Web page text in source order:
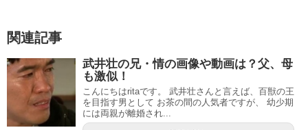
関連記事
武井壮の兄・情の画像や動画は？父、母
も激似！
こんにちはritaです。 武井壮さんと言えば、百獣の王
を目指す男として お茶の間の人気者ですが、 幼少期
には両親が離婚され...